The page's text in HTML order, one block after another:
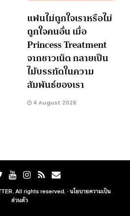
แฟนไม่ถูกใจเราหรือไม่
ถูกใจคนอื่น เมื่อ
Princess Treatment
จากชาวเน็ต กลายเป็น
ไม้บรรทัดในความ
สัมพันธ์ของเรา
4 August 2026
All rights reserved. ·นโยบายความเป็น
ส่วนตัว